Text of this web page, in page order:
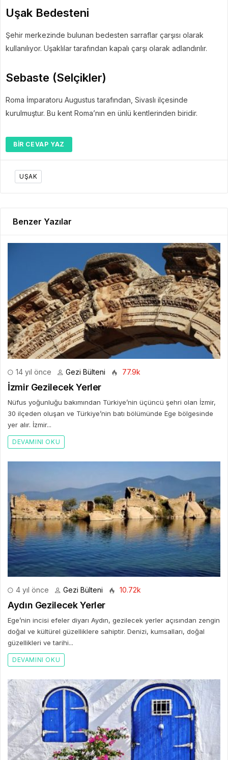
Uşak Bedesteni
Şehir merkezinde bulunan bedesten sarraflar çarşısı olarak
kullanılıyor. Uşaklılar tarafından kapalı çarşı olarak adlandırılır.
Sebaste (Selçikler)
Roma İmparatoru Augustus tarafından, Sivaslı ilçesinde
kurulmuştur. Bu kent Roma’nın en ünlü kentlerinden biridir.
BIR CEVAP YAZ
UŞAK
Benzer Yazılar
14 yıl önce Gezi Bülteni 77.9k
İzmir Gezilecek Yerler
Nüfus yoğunluğu bakımından Türkiye’nin üçüncü şehri olan İzmir,
30 ilçeden oluşan ve Türkiye’nin batı bölümünde Ege bölgesinde
yer alır. İzmir...
DEVAMINI OKU
4 yıl önce Gezi Bülteni 10.72k
Aydın Gezilecek Yerler
Ege’nin incisi efeler diyarı Aydın, gezilecek yerler açısından zengin
doğal ve kültürel güzelliklere sahiptir. Denizi, kumsalları, doğal
güzellikleri ve tarihi...
DEVAMINI OKU